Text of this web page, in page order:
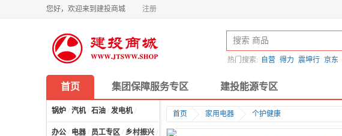
您好，欢迎来到建投商城 注册
热门搜索: 自营 得力 震坤行 京东
首页 集团保障服务专区 建投能源专区
锅炉 / 汽机/ 石油 / 发电机/
办公 / 电器 / 员工专区 / 乡村振兴 / 计算机及配件
首页 家用电器 个护健康